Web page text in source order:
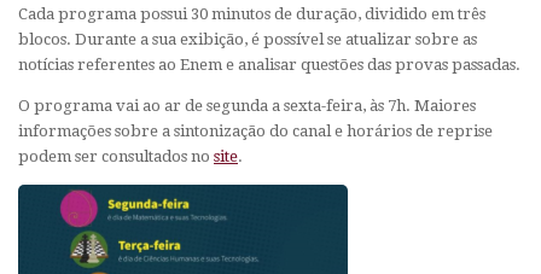
Cada programa possui 30 minutos de duração, dividido em três
blocos. Durante a sua exibição, é possível se atualizar sobre as
notícias referentes ao Enem e analisar questões das provas passadas.
O programa vai ao ar de segunda a sexta-feira, às 7h. Maiores
informações sobre a sintonização do canal e horários de reprise
podem ser consultados no site.